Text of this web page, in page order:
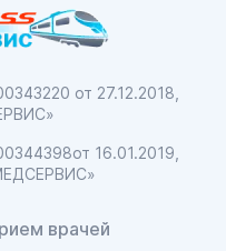
от 27.12.2018,
от 16.01.2019,
врачей